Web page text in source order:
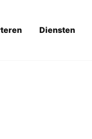
Diensten